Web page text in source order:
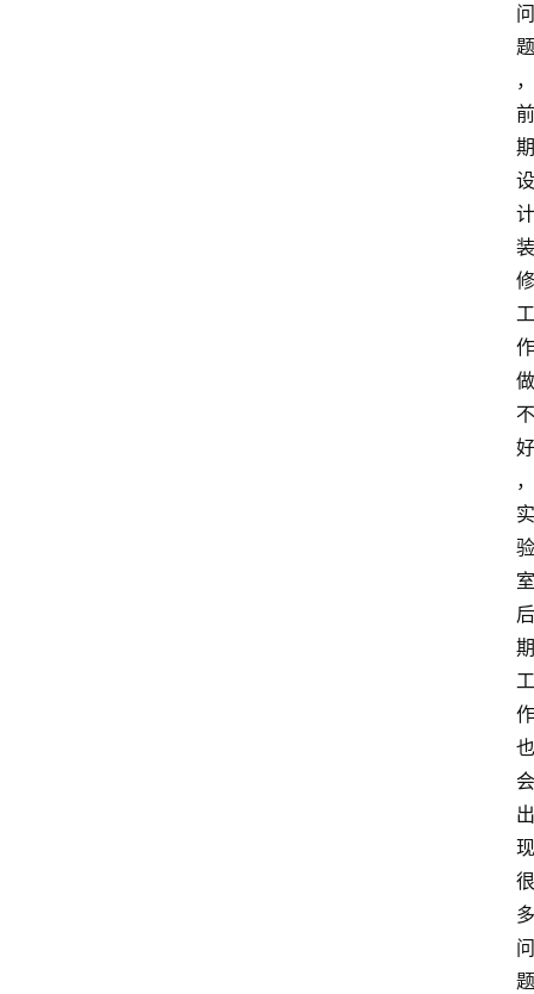
问
题
，
前
期
设
计
装
修
工
作
做
不
好
，
实
验
室
后
期
工
作
也
会
出
现
很
多
问
题